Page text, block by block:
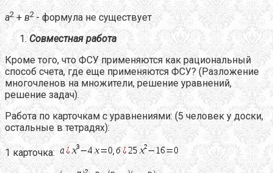
а2 + в2 - формула не существует
Совместная работа
Кроме того, что ФСУ применяются как рациональный
способ счета, где еще применяются ФСУ? (Разложение
многочленов на множители, решение уравнений,
решение задач).
Работа по карточкам с уравнениями: (5 человек у доски,
остальные в тетрадях):
1 карточка: